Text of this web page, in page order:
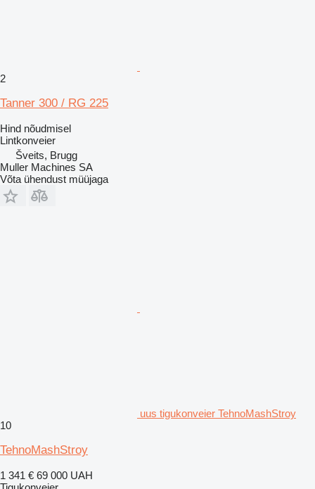
2
Tanner 300 / RG 225
Hind nõudmisel
Lintkonveier
Šveits, Brugg
Muller Machines SA
Võta ühendust müüjaga
uus tigukonveier TehnoMashStroy
10
TehnoMashStroy
1 341 € 69 000 UAH